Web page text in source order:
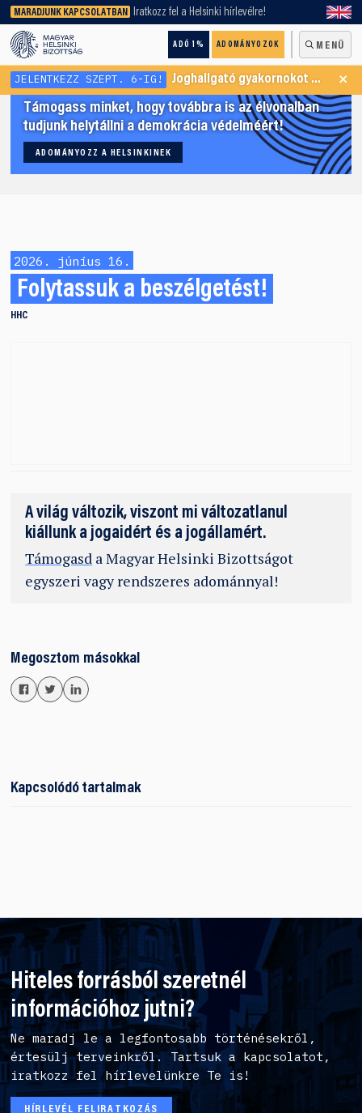
MARADJUNK KAPCSOLATBAN Iratkozz fel a Helsinki hírlevélre!
ADÓ 1% ADOMÁNYOZOK MENÜ
keresőnket!
JELENTKEZZ SZEPT. 6-IG! Joghallgató gyakornokot keresünk Menekültügyi Programunkba ×
Támogass minket, hogy továbbra is az élvonalban
tudjunk helytállni a demokrácia védelméért!
ADOMÁNYOZZ A HELSINKINEK
2026. június 16.
Folytassuk a beszélgetést!
HHC
A világ változik, viszont mi változatlanul
kiállunk a jogaidért és a jogállamért.
Támogasd a Magyar Helsinki Bizottságot
egyszeri vagy rendszeres adománnyal!
Megosztom másokkal
Kapcsolódó tartalmak
Hiteles forrásból szeretnél
információhoz jutni?
Ne maradj le a legfontosabb történésekről,
értesülj terveinkről. Tartsuk a kapcsolatot,
iratkozz fel hírlevelünkre Te is!
HÍRLEVÉL FELIRATKOZÁS